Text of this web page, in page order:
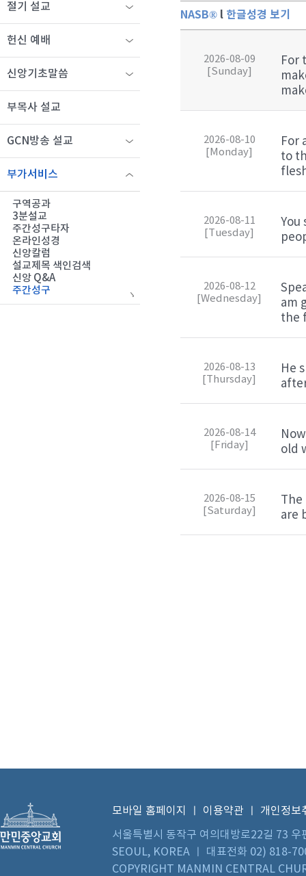
NASB® l 한글성경 보기
2026-08-09
[Sunday]
For
2026-08-10
[Monday]
For
to
2026-08-11
[Tuesday]
You
2026-08-12
[Wednesday]
am
the
2026-08-13
[Thursday]
He
2026-08-14
[Friday]
old
2026-08-15
[Saturday]
The
are
절기 설교
헌신 예배
신앙기초말씀
부목사 설교
GCN방송 설교
부가서비스
구역공과
3분설교
주간성구타자
온라인성경
신앙칼럼
설교제목 색인검색
신앙 Q&A
주간성구
모바일 홈페이지 이용약관
개인정보
서울특별시 동작구 여의대방로22길 73
SEOUL, KOREA ㅣ 대표전화 02) 818-
COPYRIGHT MANMIN CENTRAL